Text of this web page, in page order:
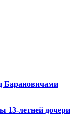
Барановичами
13-летней дочери